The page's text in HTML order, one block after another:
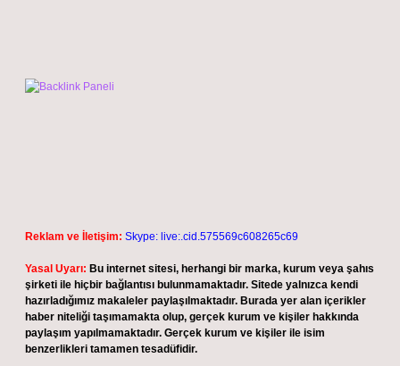
Reklam ve İletişim: Skype: live:.cid.575569c608265c69
Yasal Uyarı: Bu internet sitesi, herhangi bir marka, kurum veya şahıs
şirketi ile hiçbir bağlantısı bulunmamaktadır. Sitede yalnızca kendi
hazırladığımız makaleler paylaşılmaktadır. Burada yer alan içerikler
haber niteliği taşımamakta olup, gerçek kurum ve kişiler hakkında
paylaşım yapılmamaktadır. Gerçek kurum ve kişiler ile isim
benzerlikleri tamamen tesadüfidir.